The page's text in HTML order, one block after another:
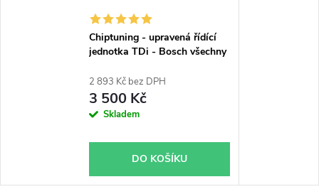
Chiptuning - upravená řídící
jednotka TDi - Bosch všechny
2 893 Kč bez DPH
3 500 Kč
Skladem
DO KOŠÍKU